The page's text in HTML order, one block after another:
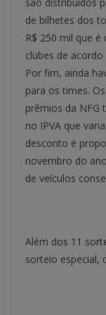
de bilhetes dos
R$ 250 mil que
clubes de
Por fim, ainda
para os times.
prêmios da
no IPVA que
desconto é
novembro do
de veículos
Além dos 11
sorteio especial,